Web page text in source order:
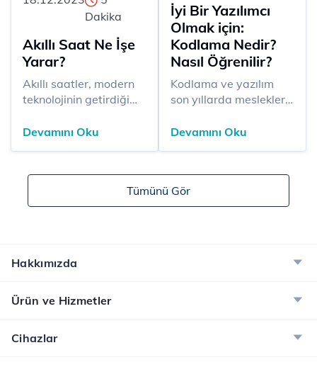
Dakika
Akıllı Saat Ne İşe
Yarar?
Akıllı saatler, modern
teknolojinin getirdiği
günlük yaşama farklı
saatlerin ötesine
fonksiyonlar sunar.
bildirimleri kontrol
Devamını Oku
İyi Bir Yazılımcı
Olmak için:
Kodlama Nedir?
Nasıl Öğrenilir?
​​​Kodlama ve yazılım
son yıllarda meslekler
yapan pek çok kişinin
programları
tasarlamak ile görevli
olan kişilere yazılımcı
Devamını Oku
Tümünü Gör
Hakkımızda
Ürün ve Hizmetler
Cihazlar